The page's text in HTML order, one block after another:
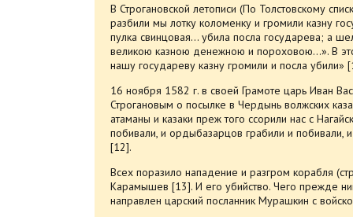
В Строгановской летописи (По Толстовскому
разбили мы лотку коломенку и громили казну
пулка свинцовая… убила посла государева; а
великою казною денежною и пороховою…». В
нашу государеву казну громили и посла убили»
16 ноября 1582 г. в своей Грамоте царь Иван
Строгановым о посылке в Чердынь волжских
атаманы и казаки преж того ссорили нас с
побивали, и ордыбазарцов грабили и
[12].
Всех поразило нападение и разгром корабля
Карамышев [13]. И его убийство. Чего прежде
направлен царский посланник Мурашкин с